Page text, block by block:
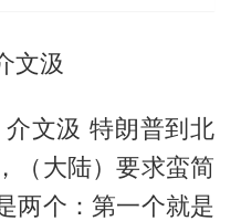
文汲
文汲 特朗普到北
（大陆）要求蛮简
两个：第一个就是